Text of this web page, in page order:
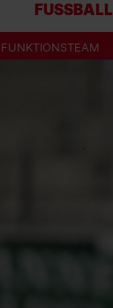
FUNKTIONSTEAM